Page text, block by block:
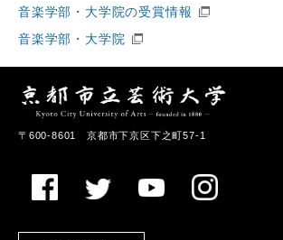
音楽学部・大学院の受賞情報
音楽学部・大学院
〒600-8601 京都市下京区下之町57-1